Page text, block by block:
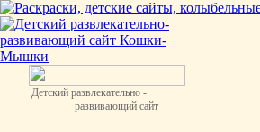
Детский развлекательно -
развивающий сайт